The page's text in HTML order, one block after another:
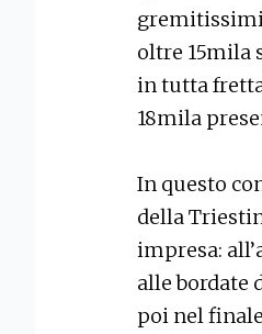
gremitissimi
oltre 15mila
in tutta
18mila
In questo
della
impresa:
alle bordate
poi nel